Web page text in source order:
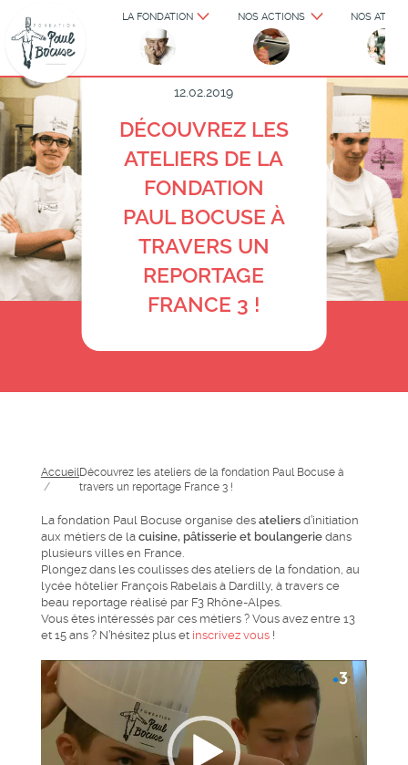
LA FONDATION NOS ACTIONS NOS
12.02.2019
DÉCOUVREZ LES
ATELIERS DE LA
FONDATION
PAUL BOCUSE À
TRAVERS UN
REPORTAGE
FRANCE 3 !
Accueil
/
Découvrez les ateliers de la fondation Paul Bocuse à
travers un reportage France 3 !
La fondation Paul Bocuse organise des ateliersd’initiation
aux métiers de la cuisine, pâtisserie et boulangeriedans
plusieurs villes en France.
Plongez dans les coulisses des ateliers de la fondation, au
lycée hôtelier François Rabelais à Dardilly, à travers ce
beau reportage réalisé par F3 Rhône-Alpes.
Vous êtes intéressés par ces métiers ? Vous avez entre 13
et 15 ans ? N’hésitez plus et inscrivez vous !
Lecteur
vidéo